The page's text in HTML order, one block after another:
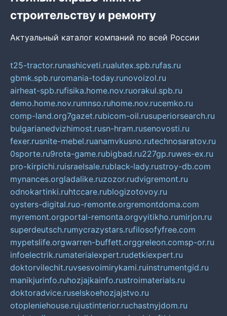
строительству и ремонту
Актуальный каталог компаний по всей России
t25-tractor.runashicveti.rualutex.spb.rufas.ru
gbmk.spb.ruromania-today.runovoizol.ru
airheat-spb.rufisika.home.nov.ruorakul.spb.ru
demo.home.nov.rumnso.ruhome.nov.rucemko.ru
comp-land.org7gazet.rubicom-oil.rusuperiorsearch.ru
bulgarianedvizhimost.rusn-hram.rusenovosti.ru
fexer.rusnite-mebel.ruanamvkusno.rutechnosaratov.ru
0sporte.ru9rota-game.rubigbad.ru227gp.ruwes-ex.ru
pro-kirpichi.ruisraelsale.rublack-lady.rustroy-db.com
mynances.orgladalike.ruzozor.rudvigremont.ru
odnokartinki.ruhtccare.rublogizotovoy.ru
oysters-digital.ruo-remonte.orgremontdoma.com
myremont.orgportal-remonta.orgvyitikho.rumirjon.ru
superdeutsch.rumycrazystars.rufilosofyfree.com
mypetslife.orgwarren-buffett.orggreleon.comsp-or.ru
infoelectrik.rumaterialexpert.rudetkiexpert.ru
doktorvilechit.ruvsesvoimirykami.ruinstrumentgid.ru
manikjurinfo.ruhozjajkainfo.rustroimaterials.ru
doktoradvice.ruselskoehozjajstvo.ru
otopleniehouse.rujustinterior.ruchastnyjdom.ru